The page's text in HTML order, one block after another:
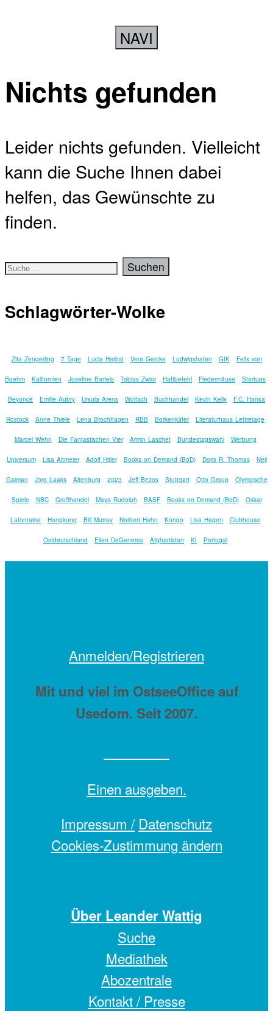
NAVI
Nichts gefunden
Leider nichts gefunden. Vielleicht
kann die Suche Ihnen dabei
helfen, das Gewünschte zu
finden.
Schlagwörter-Wolke
Zita Zengerling 7 Tage Lucia Herbst Vera Gercke Ludwigshafen GfK Felix von
Boehm Kalifornien Josefine Bartels Tobias Zwior Haftbefehl Fledermäuse Startups
Beyoncé Emilie Aubry Ursula Arens Wolfach Buchhandel Kevin Kelly F.C. Hansa
Rostock Anne Thiele Lena Brochhagen RBB Borkenkäfer Literaturhaus Lettrétage
Marcel Wehn Die Fantastischen Vier Armin Laschet Bundestagswahl Werbung
Universum Lisa Altmeier Adolf Hitler Books on Demand (BoD) Doris R. Thomas Neil
Gaiman Jörg Laaks Altenburg 2023 Jeff Bezos Stuttgart Otto Group Olympische
Spiele NBC Großhandel Maya Rudolph BASF Books on Demand (BoD) Oskar
Lafontaine Hongkong Bill Murray Norbert Hahn Kongo Lisa Hagen Clubhouse
Ostdeutschland Ellen DeGeneres Afghanistan KI Portugal
Anmelden/Registrieren
Mit und viel im OstseeOffice auf
Usedom. Seit 2007.
Einen ausgeben.
Impressum / Datenschutz
Cookies-Zustimmung ändern
Über Leander Wattig
Suche
Mediathek
Abozentrale
Kontakt / Presse